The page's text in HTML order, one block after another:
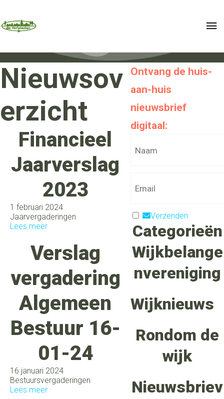
Nieuwsov
erzicht
Financieel
Jaarverslag
2023
1 februari 2024
Jaarvergaderingen
Lees meer
Verslag
vergadering
Algemeen
Bestuur 16-
01-24
16 januari 2024
Bestuursvergaderingen
Lees meer
Ontvang de huis-
aan-huis
nieuwsbrief
digitaal:
Verzenden
Categorieën
Wijkbelange
nvereniging
Wijknieuws
Rondom de
wijk
Nieuwsbriev